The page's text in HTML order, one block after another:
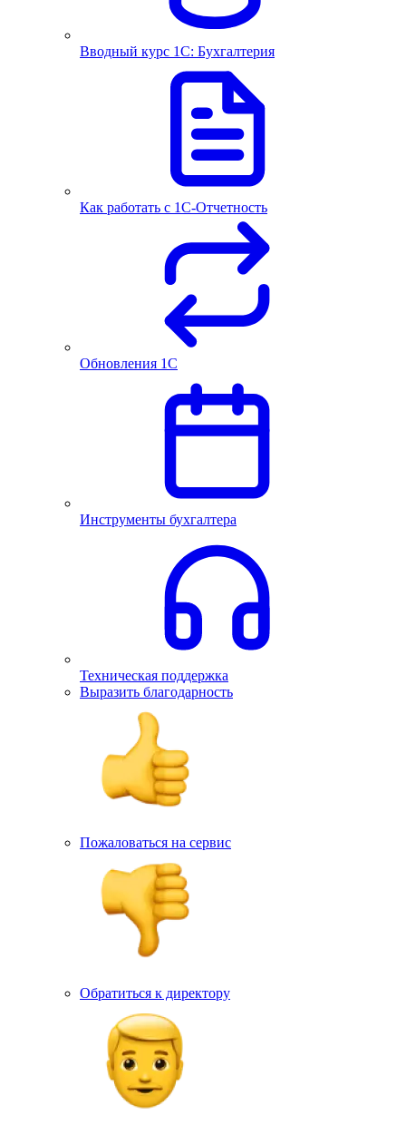
Вводный курс 1С: Бухгалтерия
Как работать с 1С‑Отчетность
Обновления 1С
Инструменты бухгалтера
Техническая поддержка
Выразить благодарность
Пожаловаться на сервис
Обратиться к директору